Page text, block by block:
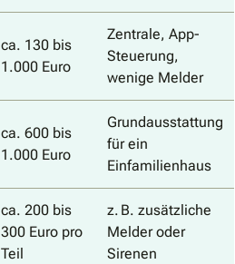
ca. 130 bis
1.000 Euro
Zentrale, App-
Steuerung,
wenige Melder
ca. 600 bis
1.000 Euro
Grundausstattung
für ein
Einfamilienhaus
ca. 200 bis
300 Euro pro
Teil
z. B. zusätzliche
Melder oder
Sirenen